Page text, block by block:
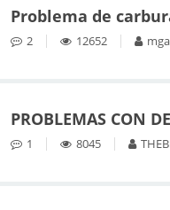
Problema de
2 12652
PROBLEMAS CON
1 8045